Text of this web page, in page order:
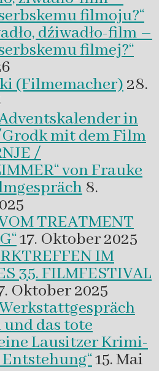
filmoju?“
dźiwadło-film –
filmej?“
(Filmemacher)28.
in
mit dem Film
/
von Frauke
8.
TREATMENT
17. Oktober 2025
IM
35. FILMFESTIVAL
Oktober 2025
und das tote
Lausitzer Krimi-
15. Mai